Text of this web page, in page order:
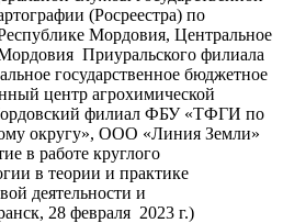
(Росреестра) по
Мордовия, Центральное
Приуральского филиала
государственное бюджетное
центр агрохимической
филиал ФБУ «ТФГИ по
округу», ООО «Линия Земли»
в работе круглого
в теории и практике
деятельности и
28 февраля 2023 г.)